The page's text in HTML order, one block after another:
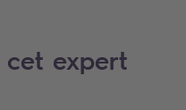
expert